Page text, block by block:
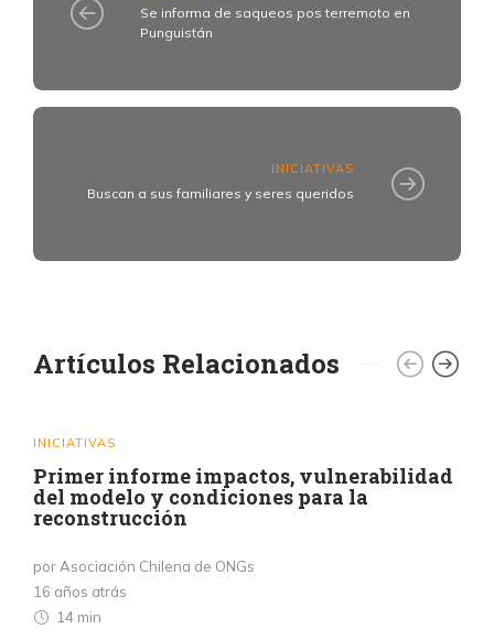
Se informa de saqueos pos terremoto en
Punguistán
INICIATIVAS
Buscan a sus familiares y seres queridos
Artículos Relacionados
INICIATIVAS
Primer informe impactos, vulnerabilidad
del modelo y condiciones para la
reconstrucción
por Asociación Chilena de ONGs
16 años atrás
14 min